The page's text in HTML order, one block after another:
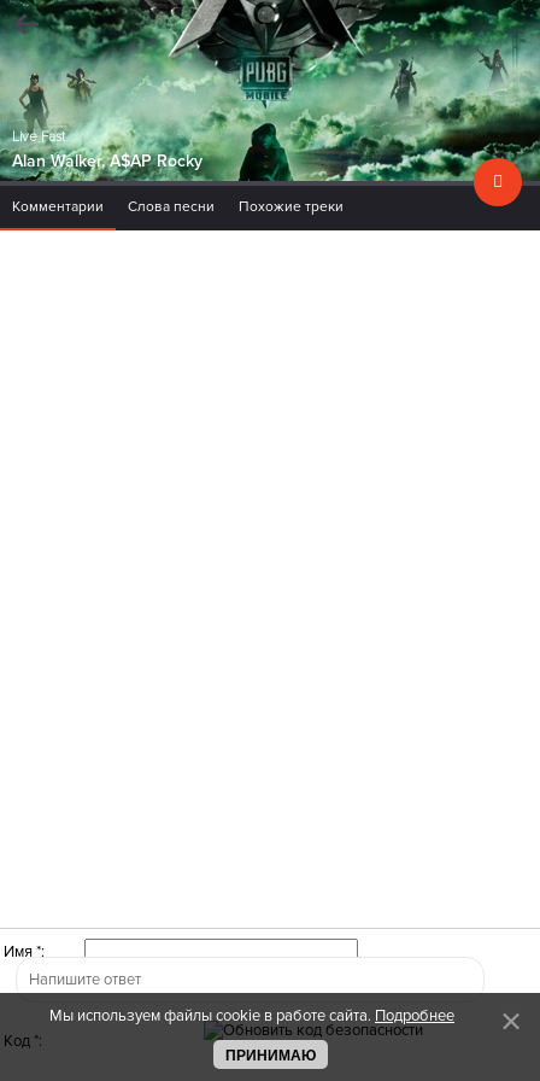
Live Fast
Alan Walker, A$AP Rocky
Комментарии Слова песни Похожие треки
Имя *:
Код *:
Мы используем файлы cookie в работе сайта. Подробнее
ПРИНИМАЮ